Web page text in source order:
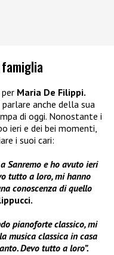
Maria De Filippi.
anche della sua
di oggi. Nonostante i
ieri e dei bei momenti,
i suoi cari:
Sanremo e ho avuto ieri
tutto a loro, mi hanno
conoscenza di quello
pianoforte classico, mi
musica classica in casa
Devo tutto a loro”.